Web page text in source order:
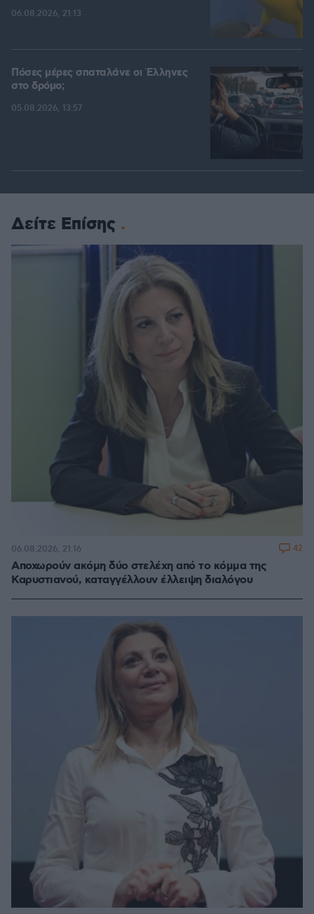
06.08.2026, 21:13
Πόσες μέρες σπαταλάνε οι Έλληνες
στο δρόμο;
05.08.2026, 13:57
Δείτε Επίσης
Αποχωρούν ακόμη δύο στελέχη από το κόμμα της
Καρυστιανού, καταγγέλλουν έλλειψη διαλόγου
06.08.2026, 21:16 42